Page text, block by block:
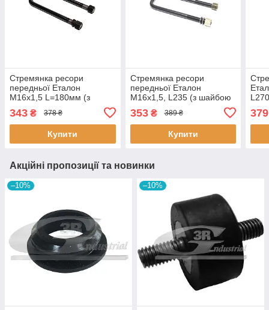
Стремянка ресори
передньої Еталон
М16х1,5 L=180мм (з
шайбою та гайкою) лінійка
PREMIUM (RIDER)
А079042902408180 RIDER
343 ₴ 378 ₴
Купити
Стремянка ресори
передньої Еталон
М16х1,5, L235 (з шайбою
PREMIUM (RIDER)
А079042902408235 RIDER
353₴ 389 ₴
Купити
379
Акційні пропозиції та новинки
–10% –10%